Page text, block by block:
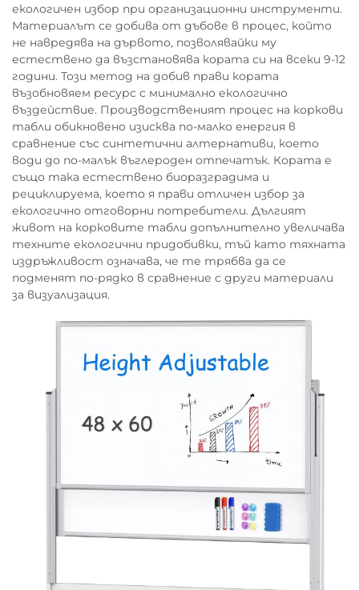
екологичен избор при организационни инструменти.
Материалът се добива от дъбове в процес, който
не навредява на дървото, позволявайки му
естествено да възстановява кората си на всеки 9-12
години. Този метод на добив прави кората
възобновяем ресурс с минимално екологично
въздействие. Производственият процес на коркови
табли обикновено изисква по-малко енергия в
сравнение със синтетични алтернативи, което
води до по-малък въглероден отпечатък. Кората е
също така естествено биоразградима и
рециклируема, което я прави отличен избор за
екологично отговорни потребители. Дългият
живот на корковите табли допълнително увеличава
техните екологични придобивки, тъй като тяхната
издръжливост означава, че те трябва да се
подменят по-рядко в сравнение с други материали
за визуализация.